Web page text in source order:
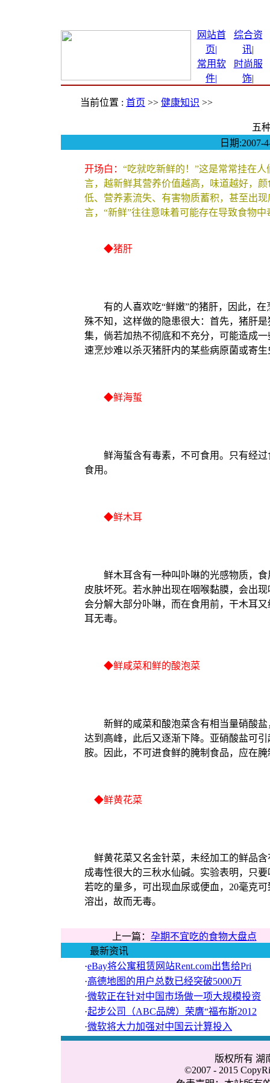
网站首
页|
综合资
讯|
常用软
件|
时尚服
饰|
当前位置 : 首页 >> 健康知识 >>
五
日期
开场白： “吃就吃新鲜的！”这是常常挂在
言，越新鲜其营养价值越高，味道越好，
低、营养素流失、有害物质蓄积，甚至出
言，“新鲜”往往意味着可能存在导致食物中
◆猪肝
有的人喜欢吃“鲜嫩”的猪肝，因此，在
殊不知，这样做的隐患很大：首先，猪肝
集，倘若加热不彻底和不充分，可能造成
速烹炒难以杀灭猪肝内的某些病原菌或寄
◆鲜海蜇
鲜海蜇含有毒素，不可食用。只有经过
食用。
◆鲜木耳
鲜木耳含有一种叫卟啉的光感物质，食
皮肤坏死。若水肿出现在咽喉黏膜，会出
会分解大部分卟啉，而在食用前，干木耳
耳无毒。
◆鲜咸菜和鲜的酸泡菜
新鲜的咸菜和酸泡菜含有相当量硝酸盐
达到高峰，此后又逐渐下降。亚硝酸盐可
胺。因此，不可进食鲜的腌制食品，应在
◆鲜黄花菜
鲜黄花菜又名金针菜，未经加工的鲜品
成毒性很大的三秋水仙碱。实验表明，只
若吃的量多，可出现血尿或便血，20毫克
溶出，故而无毒。
上一篇： 孕期不宜吃的食物大盘点
最新资讯
·eBay将公寓租赁网站Rent.com出售给Pri
·高德地图的用户总数已经突破5000万
·微软正在针对中国市场做一项大规模投资
·起步公司（ABC品牌）荣膺“福布斯2012
·微软将大力加强对中国云计算投入
版权所有
©2007 - 2015